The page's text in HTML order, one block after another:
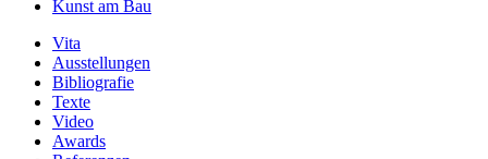
Kunst am Bau
Vita
Ausstellungen
Bibliografie
Texte
Video
Awards